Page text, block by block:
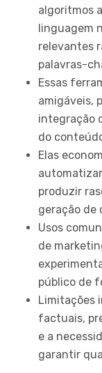
algoritmos
linguagem
relevantes
palavras-
Essas
amigáveis,
integração
do
Elas
produzir
geração de
Usos
de
público de
Limitações
factuais,
e a
garantir